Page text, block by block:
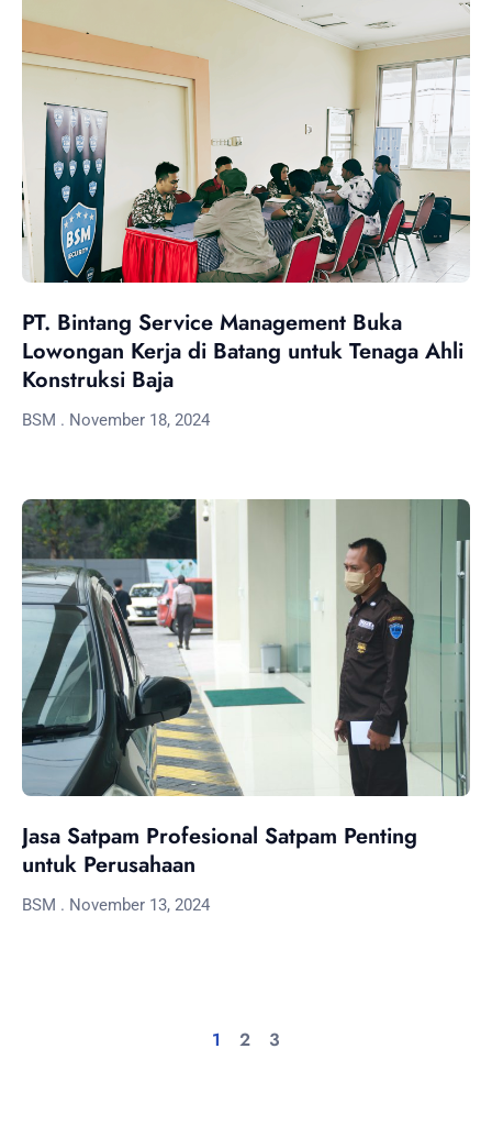
PT. Bintang Service Management Buka
Lowongan Kerja di Batang untuk Tenaga Ahli
Konstruksi Baja
BSM November 18, 2024
Jasa Satpam Profesional Satpam Penting
untuk Perusahaan
BSM November 13, 2024
1 2 3